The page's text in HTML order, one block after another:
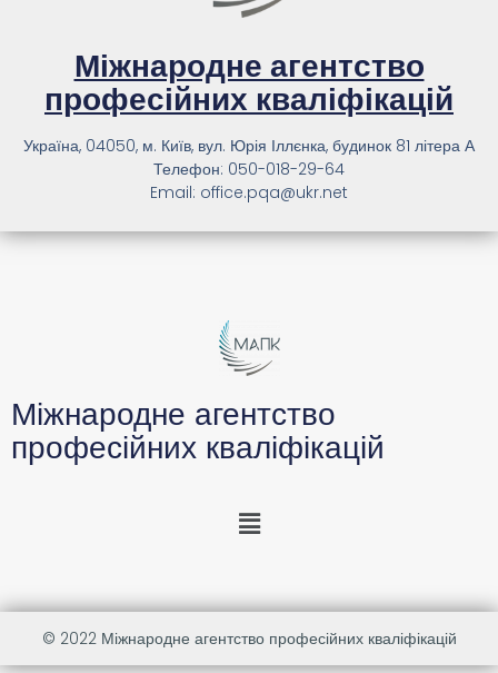
Міжнародне агентство
професійних кваліфікацій
Україна, 04050, м. Київ, вул. Юрія Іллєнка, будинок 81 літера А
Телефон: 050-018-29-64
Email: office.pqa@ukr.net
Міжнародне агентство
професійних кваліфікацій
© 2022 Міжнародне агентство професійних кваліфікацій